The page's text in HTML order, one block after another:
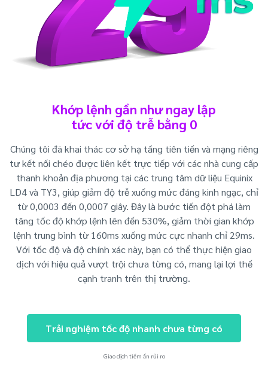
Khớp lệnh gần như ngay lập
tức với độ trễ bằng 0
Chúng tôi đã khai thác cơ sở hạ tầng tiên tiến và mạng riêng
tư kết nối chéo được liên kết trực tiếp với các nhà cung cấp
thanh khoản địa phương tại các trung tâm dữ liệu Equinix
LD4 và TY3, giúp giảm độ trễ xuống mức đáng kinh ngạc, chỉ
từ 0,0003 đến 0,0007 giây. Đây là bước tiến đột phá làm
tăng tốc độ khớp lệnh lên đến 530%, giảm thời gian khớp
lệnh trung bình từ 160ms xuống mức cực nhanh chỉ 29ms.
Với tốc độ và độ chính xác này, bạn có thể thực hiện giao
dịch với hiệu quả vượt trội chưa từng có, mang lại lợi thế
cạnh tranh trên thị trường.
Trải nghiệm tốc độ nhanh chưa từng có
Giao dịch tiềm ẩn rủi ro